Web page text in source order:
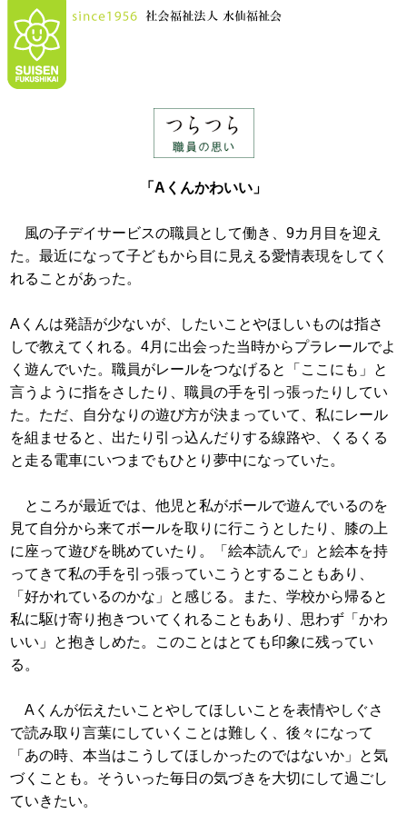
「Aくんかわいい」
風の子デイサービスの職員として働き、9カ月目を迎え
た。最近になって子どもから目に見える愛情表現をしてく
れることがあった。
Aくんは発語が少ないが、したいことやほしいものは指さ
しで教えてくれる。4月に出会った当時からプラレールでよ
く遊んでいた。職員がレールをつなげると「ここにも」と
言うように指をさしたり、職員の手を引っ張ったりしてい
た。ただ、自分なりの遊び方が決まっていて、私にレール
を組ませると、出たり引っ込んだりする線路や、くるくる
と走る電車にいつまでもひとり夢中になっていた。
ところが最近では、他児と私がボールで遊んでいるのを
見て自分から来てボールを取りに行こうとしたり、膝の上
に座って遊びを眺めていたり。「絵本読んで」と絵本を持
ってきて私の手を引っ張っていこうとすることもあり、
「好かれているのかな」と感じる。また、学校から帰ると
私に駆け寄り抱きついてくれることもあり、思わず「かわ
いい」と抱きしめた。このことはとても印象に残ってい
る。
Aくんが伝えたいことやしてほしいことを表情やしぐさ
で読み取り言葉にしていくことは難しく、後々になって
「あの時、本当はこうしてほしかったのではないか」と気
づくことも。そういった毎日の気づきを大切にして過ごし
ていきたい。